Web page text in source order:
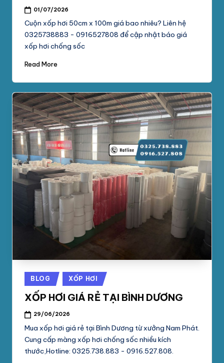
01/07/2026
Cuộn xốp hơi 50cm x 100m giá bao nhiêu? Liên hệ
0325738883 - 0916527808 để cập nhật báo giá
xốp hơi chống sốc
Read More
Posted
in
BLOG XỐP HƠI
XỐP HƠI GIÁ RẺ TẠI BÌNH DƯƠNG
29/06/2026
Mua xốp hơi giá rẻ tại Bình Dương từ xưởng Nam Phát.
Cung cấp màng xốp hơi chống sốc nhiều kích
thước,Hotline: 0325.738.883 - 0916.527.808.